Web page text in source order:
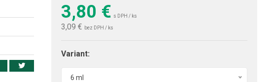
3,80 € s DPH / ks
3,09 € bez DPH / ks
Variant:
6 ml